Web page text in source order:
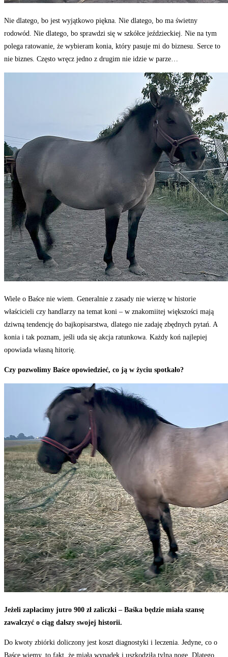
Nie dlatego, bo jest wyjątkowo piękna. Nie dlatego, bo ma świetny
rodowód. Nie dlatego, bo sprawdzi się w szkółce jeździeckiej. Nie na tym
polega ratowanie, że wybieram konia, który pasuje mi do biznesu. Serce to
nie biznes. Często wręcz jedno z drugim nie idzie w parze…
Wiele o Baśce nie wiem. Generalnie z zasady nie wierzę w historie
właścicieli czy handlarzy na temat koni – w znakomiitej większości mają
dziwną tendencję do bajkopisarstwa, dlatego nie zadaję zbędnych pytań. A
konia i tak poznam, jeśli uda się akcja ratunkowa. Każdy koń najlepiej
opowiada własną hitorię.
Czy pozwolimy Baśce opowiedzieć, co ją w życiu spotkało?
Jeżeli zapłacimy jutro 900 zł zaliczki – Baśka będzie miała szansę
zawalczyć o ciąg dalszy swojej historii.
Do kwoty zbiórki doliczony jest koszt diagnostyki i leczenia. Jedyne, co o
Baśce wiemy, to fakt, że miała wypadek i uszkodziła tylną nogę. Dlatego